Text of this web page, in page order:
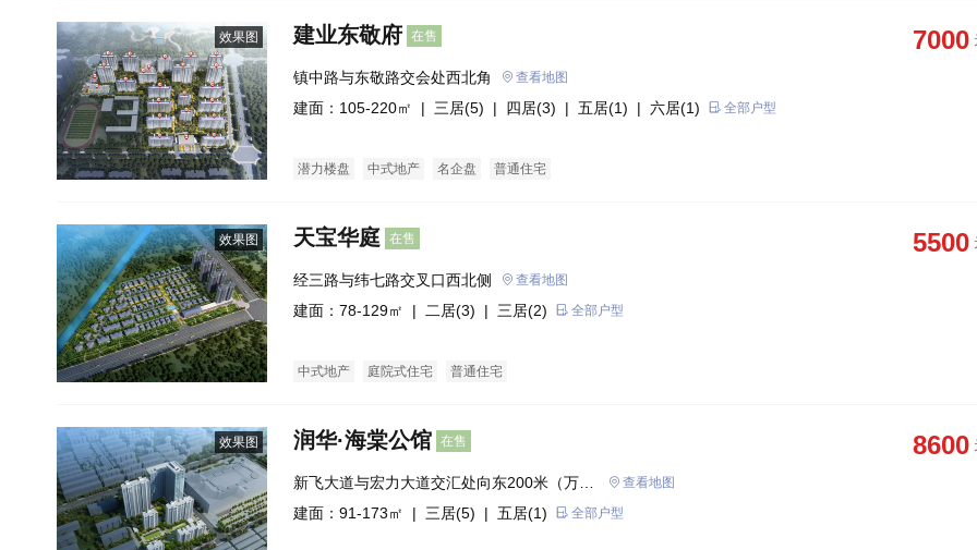
效果图 建业东敬府 在售 7000
镇中路与东敬路交会处西北角 查看地图
建面：105-220㎡ | 三居(5) | 四居(3) | 五居(1) | 六居(1) 全部户型
潜力楼盘 中式地产 名企盘 普通住宅
效果图 天宝华庭 在售 5500
经三路与纬七路交叉口西北侧 查看地图
建面：78-129㎡ | 二居(3) | 三居(2) 全部户型
中式地产 庭院式住宅 普通住宅
效果图 润华·海棠公馆 在售 8600
新飞大道与宏力大道交汇处向东200米（万达
西邻）
查看地图
建面：91-173㎡ | 三居(5) | 五居(1) 全部户型